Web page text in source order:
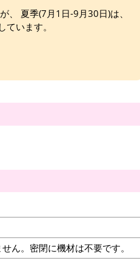
、 夏季(7月1日-9月30日)は、
います。
ん。密閉に機材は不要です。